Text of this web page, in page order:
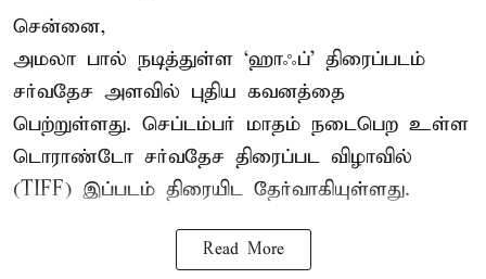
சென்னை,
அமலா பால் நடித்துள்ள ‘ஹாஃப்’ திரைப்படம்
சர்வதேச அளவில் புதிய கவனத்தை
பெற்றுள்ளது. செப்டம்பர் மாதம் நடைபெற உள்ள
டொராண்டோ சர்வதேச திரைப்பட விழாவில்
(TIFF) இப்படம் திரையிட தேர்வாகியுள்ளது.
Read More